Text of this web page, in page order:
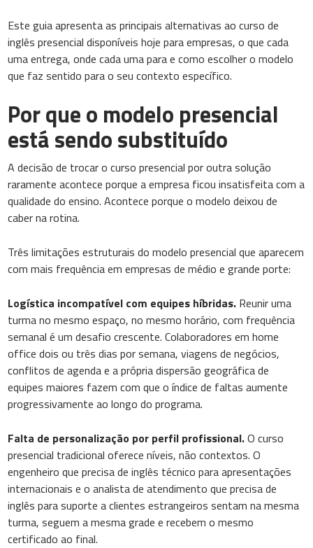
Este guia apresenta as principais alternativas ao curso de
inglês presencial disponíveis hoje para empresas, o que cada
uma entrega, onde cada uma para e como escolher o modelo
que faz sentido para o seu contexto específico.
Por que o modelo presencial
está sendo substituído
A decisão de trocar o curso presencial por outra solução
raramente acontece porque a empresa ficou insatisfeita com a
qualidade do ensino. Acontece porque o modelo deixou de
caber na rotina.
Três limitações estruturais do modelo presencial que aparecem
com mais frequência em empresas de médio e grande porte:
Logística incompatível com equipes híbridas. Reunir uma
turma no mesmo espaço, no mesmo horário, com frequência
semanal é um desafio crescente. Colaboradores em home
office dois ou três dias por semana, viagens de negócios,
conflitos de agenda e a própria dispersão geográfica de
equipes maiores fazem com que o índice de faltas aumente
progressivamente ao longo do programa.
Falta de personalização por perfil profissional.O curso
presencial tradicional oferece níveis, não contextos. O
engenheiro que precisa de inglês técnico para apresentações
internacionais e o analista de atendimento que precisa de
inglês para suporte a clientes estrangeiros sentam na mesma
turma, seguem a mesma grade e recebem o mesmo
certificado ao final.